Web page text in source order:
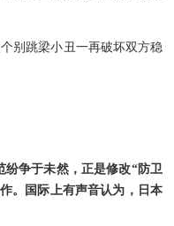
别跳梁小丑一再破坏双方稳
争于未然，正是修改“防卫
。国际上有声音认为，日本